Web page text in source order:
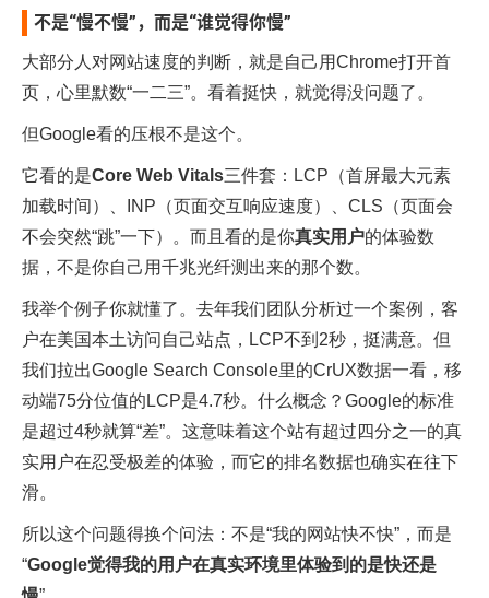
不是“慢不慢”，而是“谁觉得你慢”
大部分人对网站速度的判断，就是自己用Chrome打开首
页，心里默数“一二三”。看着挺快，就觉得没问题了。
但Google看的压根不是这个。
它看的是Core Web Vitals三件套：LCP（首屏最大元素
加载时间）、INP（页面交互响应速度）、CLS（页面会
不会突然“跳”一下）。而且看的是你真实用户的体验数
据，不是你自己用千兆光纤测出来的那个数。
我举个例子你就懂了。去年我们团队分析过一个案例，客
户在美国本土访问自己站点，LCP不到2秒，挺满意。但
我们拉出Google Search Console里的CrUX数据一看，移
动端75分位值的LCP是4.7秒。什么概念？Google的标准
是超过4秒就算“差”。这意味着这个站有超过四分之一的真
实用户在忍受极差的体验，而它的排名数据也确实在往下
滑。
所以这个问题得换个问法：不是“我的网站快不快”，而是
“Google觉得我的用户在真实环境里体验到的是快还是